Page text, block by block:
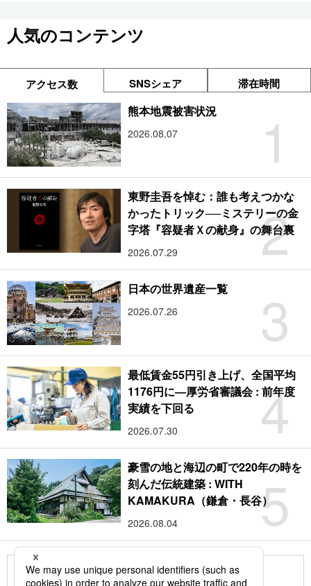
人気のコンテンツ
アクセス数 SNSシェア 滞在時間
1
熊本地震被害状況
2026.08.07
2
東野圭吾を悼む：誰も考えつかな
かったトリック──ミステリーの金
字塔『容疑者Ｘの献身』の舞台裏
2026.07.29
3
日本の世界遺産一覧
2026.07.26
4
最低賃金55円引き上げ、全国平均
1176円に―厚労省審議会 : 前年度
実績を下回る
2026.07.30
5
豪雪の地と海辺の町で220年の時を
刻んだ伝統建築 : WITH
KAMAKURA（鎌倉・長谷）
2026.08.04
もっと見る